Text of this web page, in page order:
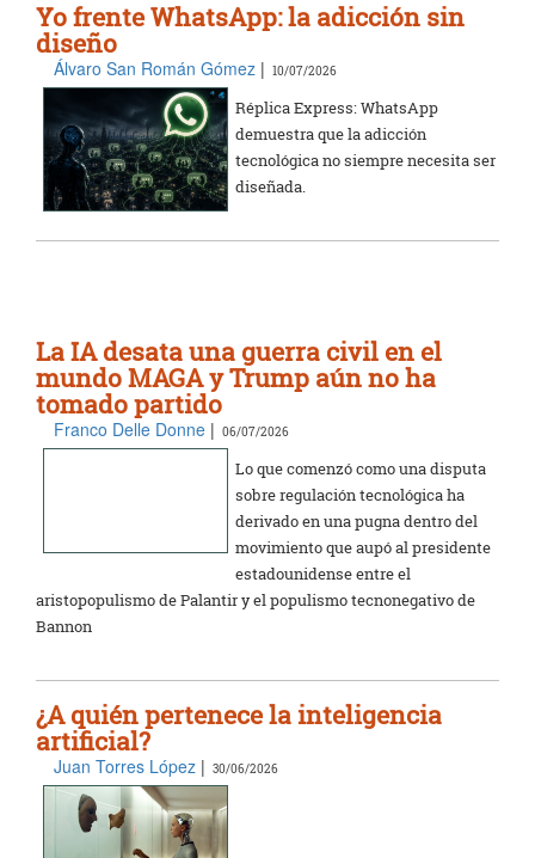
Yo frente WhatsApp: la adicción sin
diseño
Álvaro San Román Gómez | 10/07/2026
Réplica Express: WhatsApp
demuestra que la adicción
tecnológica no siempre necesita ser
diseñada.
La IA desata una guerra civil en el
mundo MAGA y Trump aún no ha
tomado partido
Franco Delle Donne | 06/07/2026
Lo que comenzó como una disputa
sobre regulación tecnológica ha
derivado en una pugna dentro del
movimiento que aupó al presidente
estadounidense entre el
aristopopulismo de Palantir y el populismo tecnonegativo de
Bannon
¿A quién pertenece la inteligencia
artificial?
Juan Torres López | 30/06/2026